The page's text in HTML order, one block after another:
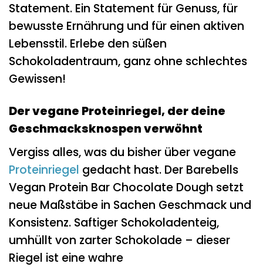
Statement. Ein Statement für Genuss, für
bewusste Ernährung und für einen aktiven
Lebensstil. Erlebe den süßen
Schokoladentraum, ganz ohne schlechtes
Gewissen!
Der vegane Proteinriegel, der deine
Geschmacksknospen verwöhnt
Vergiss alles, was du bisher über vegane
Proteinriegel gedacht hast. Der Barebells
Vegan Protein Bar Chocolate Dough setzt
neue Maßstäbe in Sachen Geschmack und
Konsistenz. Saftiger Schokoladenteig,
umhüllt von zarter Schokolade – dieser
Riegel ist eine wahre